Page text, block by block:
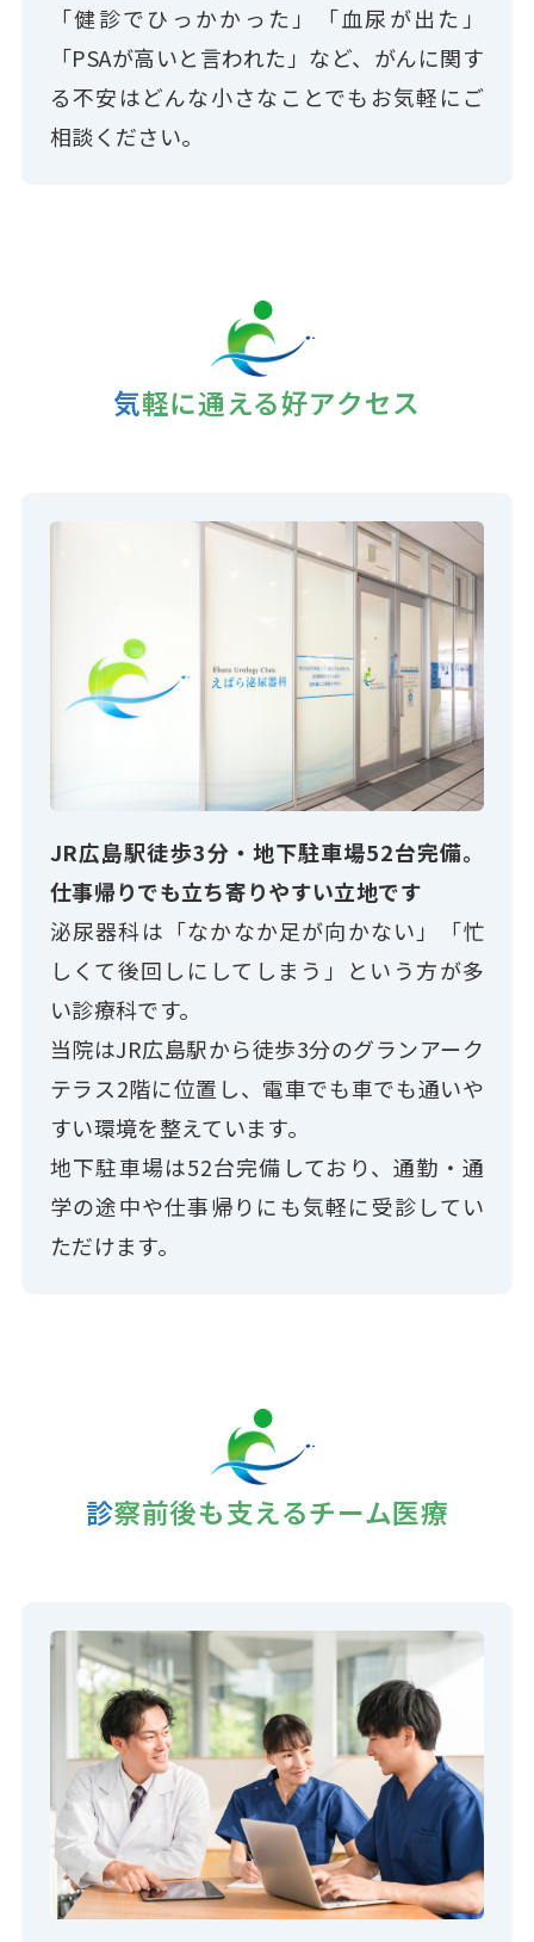
「健診でひっかかった」「血尿が出た」
「PSAが高いと言われた」など、がんに関す
る不安はどんな小さなことでもお気軽にご
相談ください。
気軽に通える好アクセス
JR広島駅徒歩3分・地下駐車場52台完備。
仕事帰りでも立ち寄りやすい立地です
泌尿器科は「なかなか足が向かない」「忙
しくて後回しにしてしまう」という方が多
い診療科です。
当院はJR広島駅から徒歩3分のグランアーク
テラス2階に位置し、電車でも車でも通いや
すい環境を整えています。
地下駐車場は52台完備しており、通勤・通
学の途中や仕事帰りにも気軽に受診してい
ただけます。
診察前後も支えるチーム医療